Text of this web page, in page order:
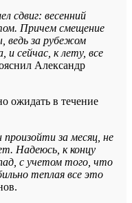
сдвиг: весенний
Причем смещение
ведь за рубежом
и сейчас, к лету, все
Александр
ожидать в течение
за месяц, не
Надеюсь, к концу
с учетом того, что
теплая все это